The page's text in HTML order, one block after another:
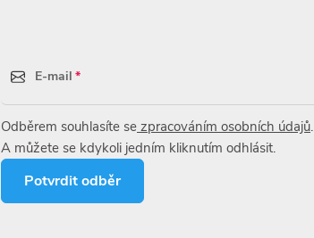
E-mail
Odběrem souhlasíte se zpracováním osobních údajů.
A můžete se kdykoli jedním kliknutím odhlásit.
Potvrdit odběr